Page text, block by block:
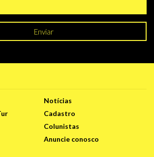
Enviar
Notícias
Cadastro
Colunistas
Anuncie conosco